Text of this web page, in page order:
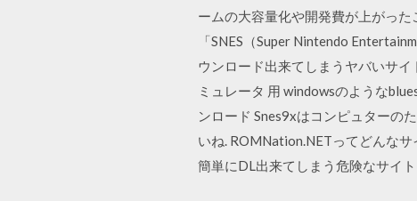
ームの大容量化や開発費が上がっ
「SNES（Super Nintendo
ウンロード出来てしまうヤバいサ
ミュレータ 用 windowsのような
ンロード Snes9xはコンピュターの
いね. ROMNation.NETってどんな
簡単にDL出来てしまう危険なサイ